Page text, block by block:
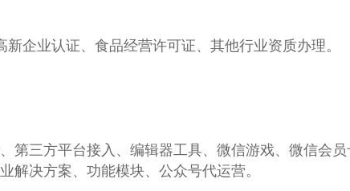
企业认证、食品经营许可证、其他行业资质办理。
第三方平台接入、编辑器工具、微信游戏、微信会
解决方案、功能模块、公众号代运营。